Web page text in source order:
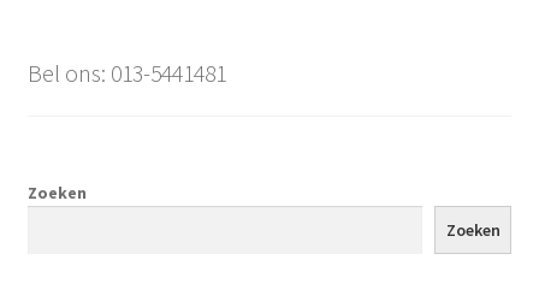
Bel ons: 013-5441481
Zoeken
Zoeken